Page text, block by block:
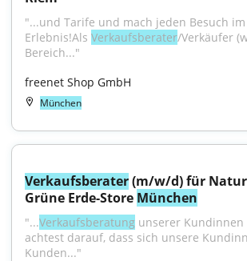
"...und Tarife und mach jeden Besuch
Erlebnis!Als Verkaufsberater/Verkäufer
Bereich..."
freenet Shop GmbH
München
Verkaufsberater (m/w/d) für
Grüne Erde-Store München
"...Verkaufsberatung unserer
achtest darauf, dass sich unsere
Kunden..."